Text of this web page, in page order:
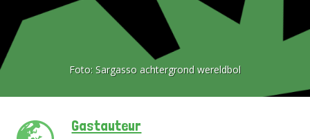
Foto: Sargasso achtergrond wereldbol
Gastauteur